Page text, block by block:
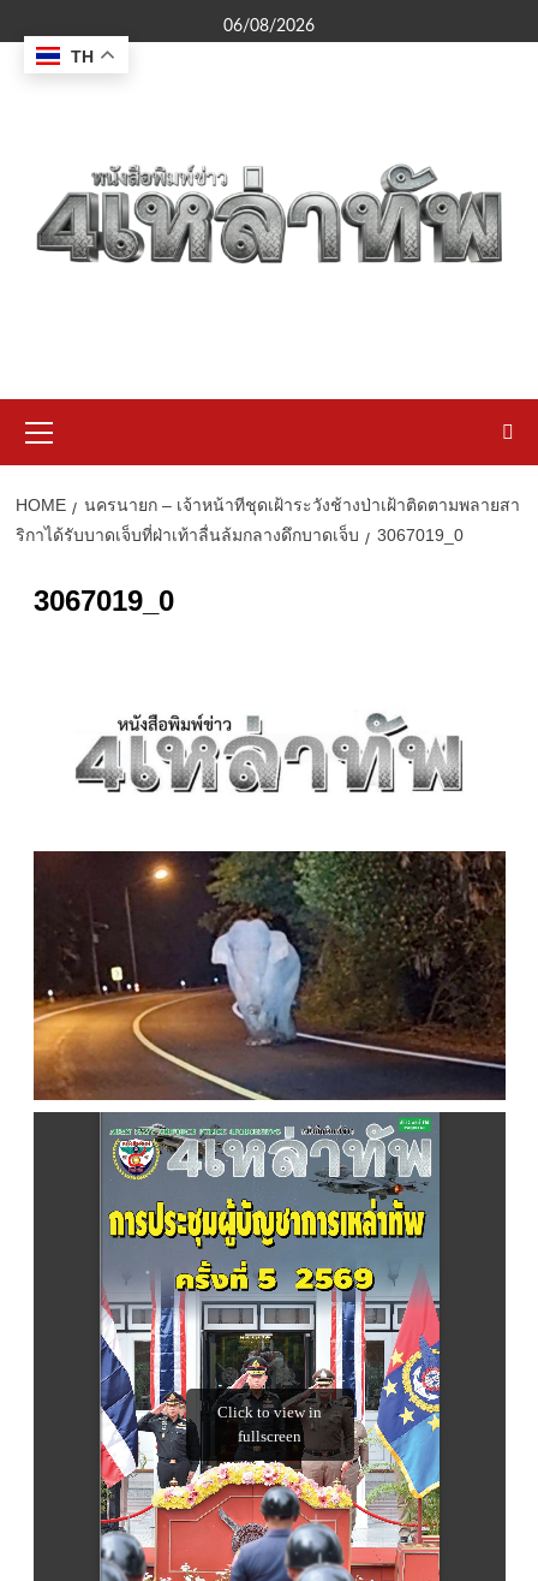
to
content
06/08/2026
Menu
HOME
นครนายก – เจ้าหน้าทีชุดเฝ้าระวังช้างป่าเฝ้าติดตามพลายสา
ริกาได้รับบาดเจ็บที่ฝ่าเท้าลื่นล้มกลางดึกบาดเจ็บ
3067019_0
3067019_0
TH